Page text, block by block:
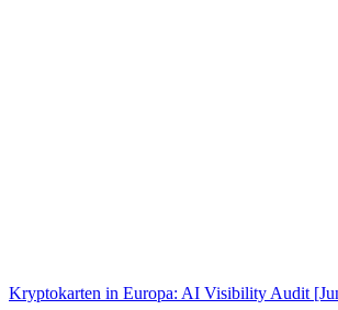
Kryptokarten in Europa: AI Visibility Audit